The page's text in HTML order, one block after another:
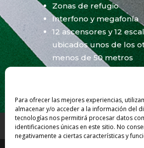
Para ofrecer las mejores experiencias,
almacenar y/o acceder a la información del
tecnologías nos permitirá procesar datos
identificaciones únicas en este sitio. No
negativamente a ciertas características y
Zonas de refugio
Interfono y megafonía
12 ascensores y 12
ubicados unos de los
menos de 50 metros
AVISO LEGAL Y